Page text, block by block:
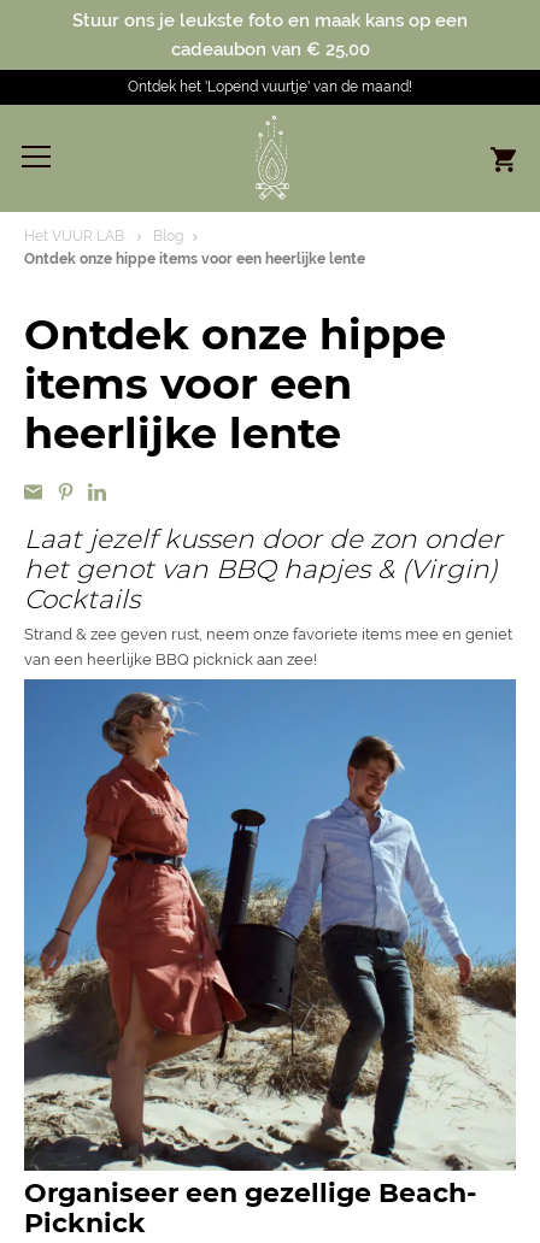
Stuur ons je leukste foto en maak kans op een
cadeaubon van € 25,00
Ontdek het 'Lopend vuurtje' van de maand!
Het VUUR LAB.
Blog
Ontdek onze hippe items voor een heerlijke lente
Ontdek onze hippe
items voor een
heerlijke lente
Laat jezelf kussen door de zon onder
het genot van BBQ hapjes & (Virgin)
Cocktails
Strand & zee geven rust, neem onze favoriete items mee en geniet
van een heerlijke BBQ picknick aan zee!
Organiseer een gezellige Beach-
Picknick